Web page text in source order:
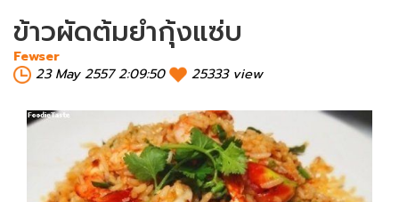
ข้าวผัดต้มยำกุ้งแซ่บ
Fewser
23 May 2557 2:09:50
25333 view